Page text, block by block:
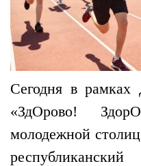
Сегодня в рамках
«ЗдОрово!
молодежной